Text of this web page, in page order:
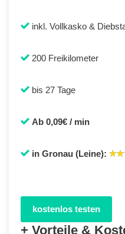
inkl. Vollkasko &
200 Freikilometer
bis 27 Tage
Ab 0,09€ / min
in Gronau (Leine):
kostenlos testen
+ Vorteile &